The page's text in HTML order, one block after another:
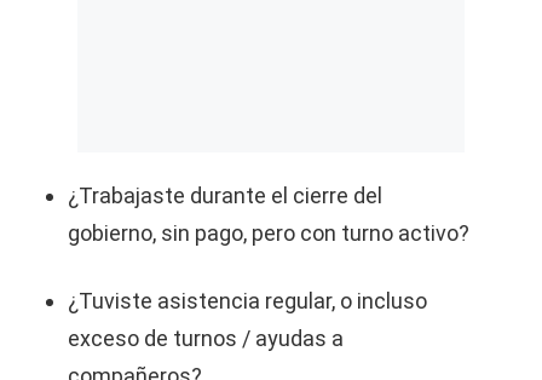
¿Trabajaste durante el cierre del
gobierno, sin pago, pero con turno activo?
¿Tuviste asistencia regular, o incluso
exceso de turnos / ayudas a